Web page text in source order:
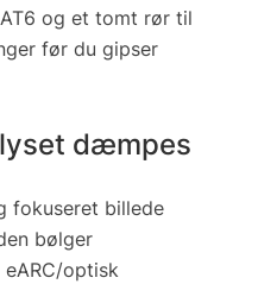
og et tomt rør til
før du gipser
dæmpes
fokuseret billede
bølger
optisk